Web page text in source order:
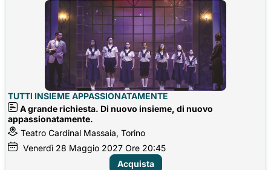
TUTTI INSIEME APPASSIONATAMENTE
A grande richiesta. Di nuovo insieme, di nuovo
appassionatamente.
Teatro Cardinal Massaia, Torino
Venerdì 28 Maggio 2027 Ore 20:45
Acquista